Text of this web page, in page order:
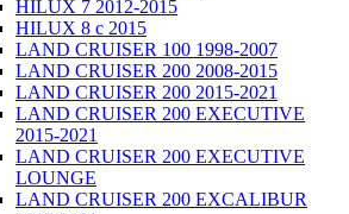
HILUX 7 2012-2015
HILUX 8 с 2015
LAND CRUISER 100 1998-2007
LAND CRUISER 200 2008-2015
LAND CRUISER 200 2015-2021
LAND CRUISER 200 EXECUTIVE
2015-2021
LAND CRUISER 200 EXECUTIVE
LOUNGE
LAND CRUISER 200 EXCALIBUR